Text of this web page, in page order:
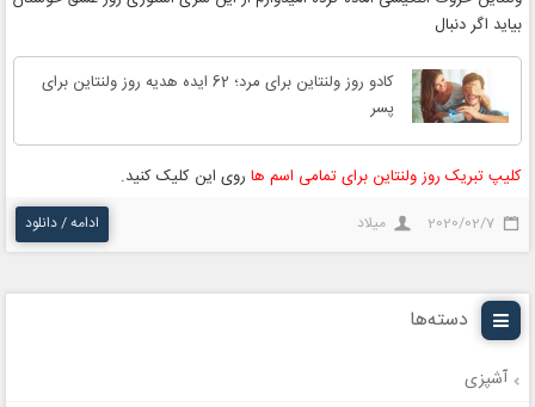
بیاید اگر دنبال
کادو روز ولنتاین برای مرد؛ 62 ایده هدیه روز ولنتاین برای
پسر
کلیپ تبریک روز ولنتاین برای تمامی اسم ها روی این کلیک کنید.
2020/02/7 میلاد ادامه / دانلود
دسته‌ها
آشپزی